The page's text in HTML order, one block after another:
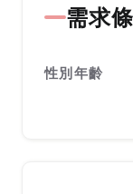
需求
性別年齡